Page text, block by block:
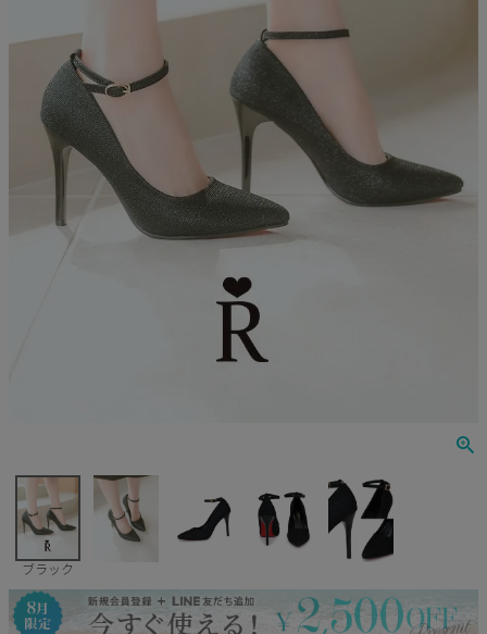
ANGEL R
Veautt
PURESS
JENNNY
COMEX
Rechercher
ランジェリー
コスプレ
ブラック